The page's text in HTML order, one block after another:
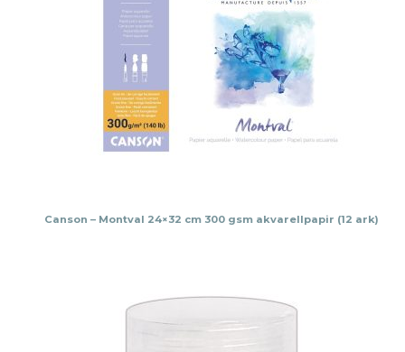
Canson – Montval 24×32 cm 300 gsm akvarellpapir (12 ark)